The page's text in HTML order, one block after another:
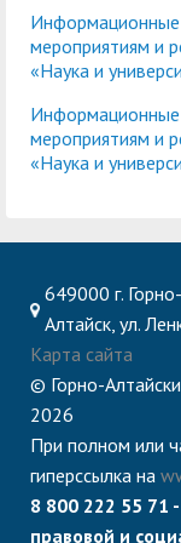
деятельность
Республиканская
профсоюзная
организация
школы
Центр
иностранных
по русскому
Центр русского
как
модуль
мероприятиям и
«Наука и
мероприятиям и
«Наука и
649000 г. Горно-
Алтайск, ул.
Карта сайта
© Горно-
2026
При полном или
гиперссылка на
8 800 222 55 71
правовой и